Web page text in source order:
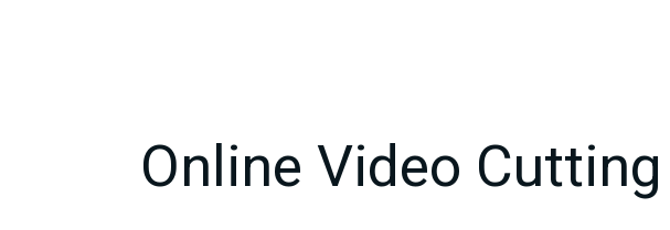
Online Video Cutting